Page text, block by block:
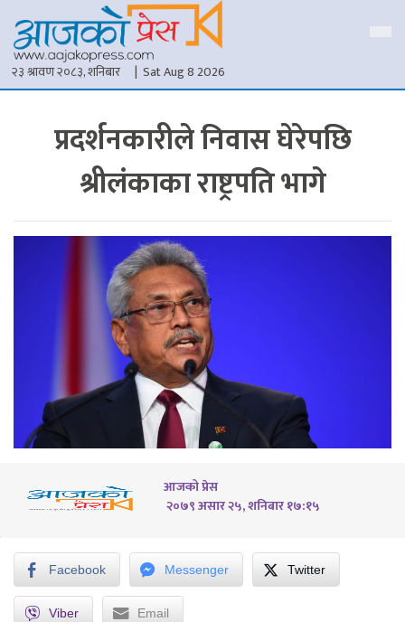
२३ श्रावण २०८३, शनिबार | Sat Aug 8 2026
प्रदर्शनकारीले निवास घेरेपछि
श्रीलंकाका राष्ट्रपति भागे
आजको प्रेस
२०७९ असार २५, शनिबार १७:१५
Facebook Messenger Twitter
Viber Email